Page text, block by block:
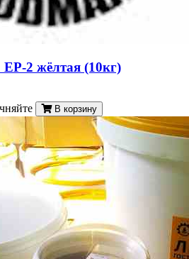
2 жёлтая (10кг)
В корзину